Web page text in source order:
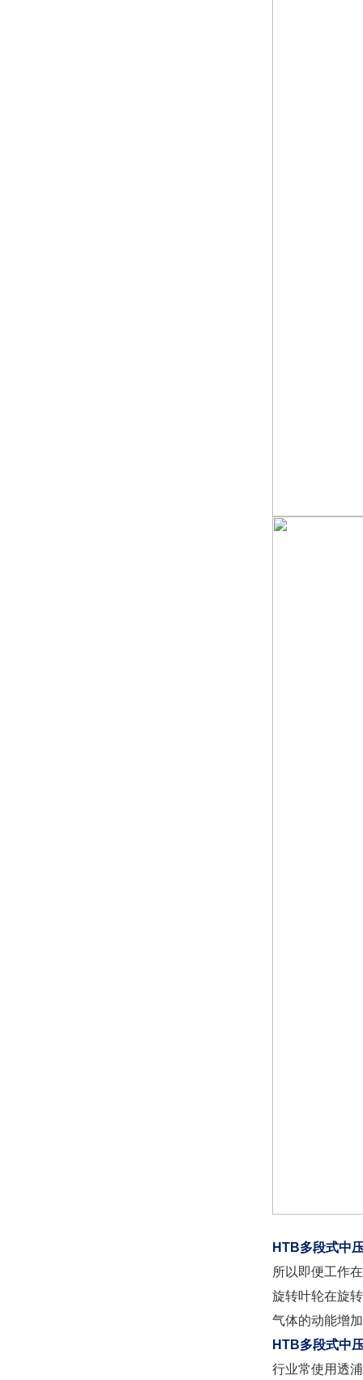
HTB多段式中
所以即便工作
旋转叶轮在旋
气体的动能增
HTB多段式中
行业常使用透